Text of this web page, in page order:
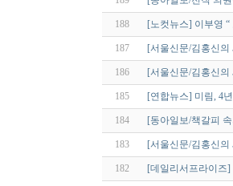
188 [노컷뉴스] 이부영
187 [서울신문/김홍신
186 [서울신문/김홍신
185 [연합뉴스] 미림, 4
184 [동아일보/책갈피
183 [서울신문/김홍신
182 [데일리서프라이즈